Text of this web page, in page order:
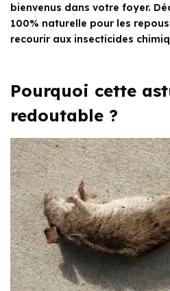
bienvenus dans votre foyer.
100% naturelle pour les
recourir aux insecticides
Pourquoi cette
redoutable ?